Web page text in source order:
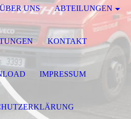
UNS ABTEILUNGEN
KONTAKT
IMPRESSUM